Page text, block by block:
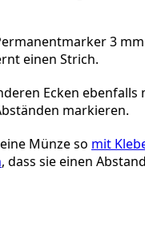
3
einen Strich.
Ecken ebenfalls
markieren.
Münze so mit
, dass sie einen